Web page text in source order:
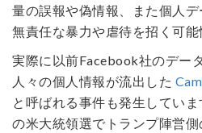
量の誤報や偽情報、また個人
無責任な暴力や虐待を招く可能
実際に以前Facebook社のデー
人々の個人情報が流出した
と呼ばれる事件も発生してい
の米大統領選でトランプ陣営